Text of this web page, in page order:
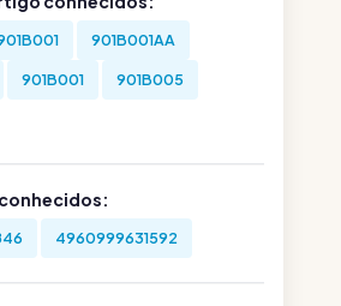
901B001AA
901B001 901B005
4960999631592